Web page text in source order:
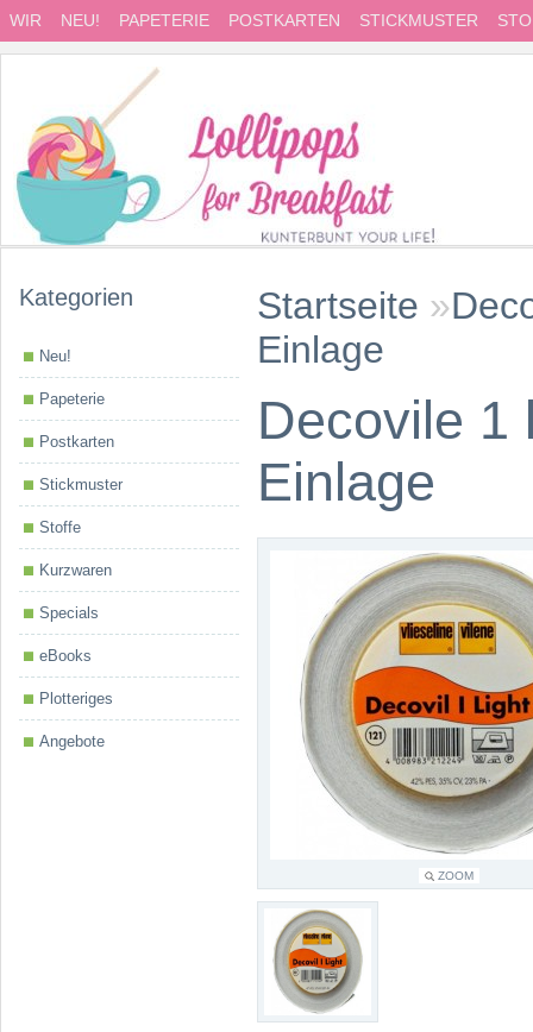
WIR NEU! PAPETERIE POSTKARTEN STICKMUSTER
Kategorien
Neu!
Papeterie
Postkarten
Stickmuster
Stoffe
Kurzwaren
Specials
eBooks
Plotteriges
Angebote
Startseite »
Einlage
Decovile 1
Einlage
ZOOM